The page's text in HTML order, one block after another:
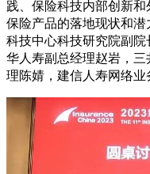
践、保险科技内部创新
保险产品的落地现状和
科技中心科技研究院副
华人寿副总经理赵岩，
理陈婧，建信人寿网络业